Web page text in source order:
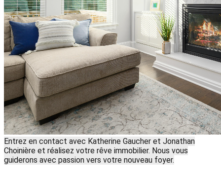
Entrez en contact avec Katherine Gaucher et Jonathan
Choinière et réalisez votre rêve immobilier. Nous vous
guiderons avec passion vers votre nouveau foyer.